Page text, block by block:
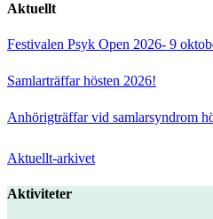
Aktuellt
Festivalen Psyk Open 2026- 9
Samlarträffar hösten 2026!
Anhörigträffar vid samlarsyndrom
Aktuellt-arkivet
Aktiviteter